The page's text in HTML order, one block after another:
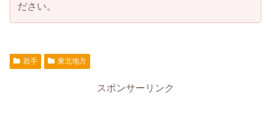
ださい。
岩手 東北地方
スポンサーリンク